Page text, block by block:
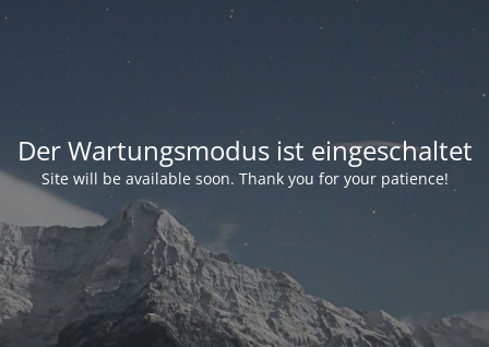
Der Wartungsmodus ist eingeschaltet
Site will be available soon. Thank you for your patience!